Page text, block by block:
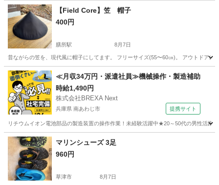
【Field Core】笠 帽子
400円
膳所駅 8月7日
昔ながらの笠を、現代風に帽子にしてます。 フリーサイズ(55〜60㎝)。 アウトドアに
滋賀 大津市 膳所駅 スポーツ アウトドア
≪月収34万円・派遣社員≫機械操作・製造補助
時給1,490円
株式会社BREXA Next
兵庫県 南あわじ市 提携サイト
リチウムイオン電池部品の製造装置の操作作業！未経験活躍中★20～50代の男性活
兵庫 南あわじ市マリンシューズ 3足
960円
草津市 8月7日